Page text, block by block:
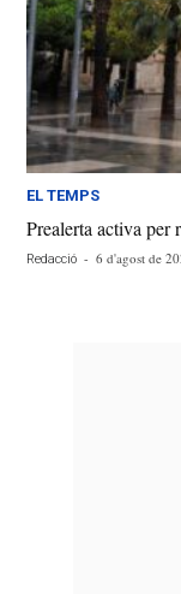
EL TEMPS
Prealerta activa per
Redacció - 6 d'agost de